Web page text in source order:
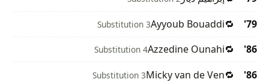
79'
🔁
Ayyoub Bouaddi
Substitution 3
86'
🔁
Azzedine Ounahi
Substitution 4
86'
🔁
Micky van de Ven
Substitution 3